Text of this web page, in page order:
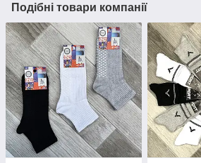
Подібні товари компанії